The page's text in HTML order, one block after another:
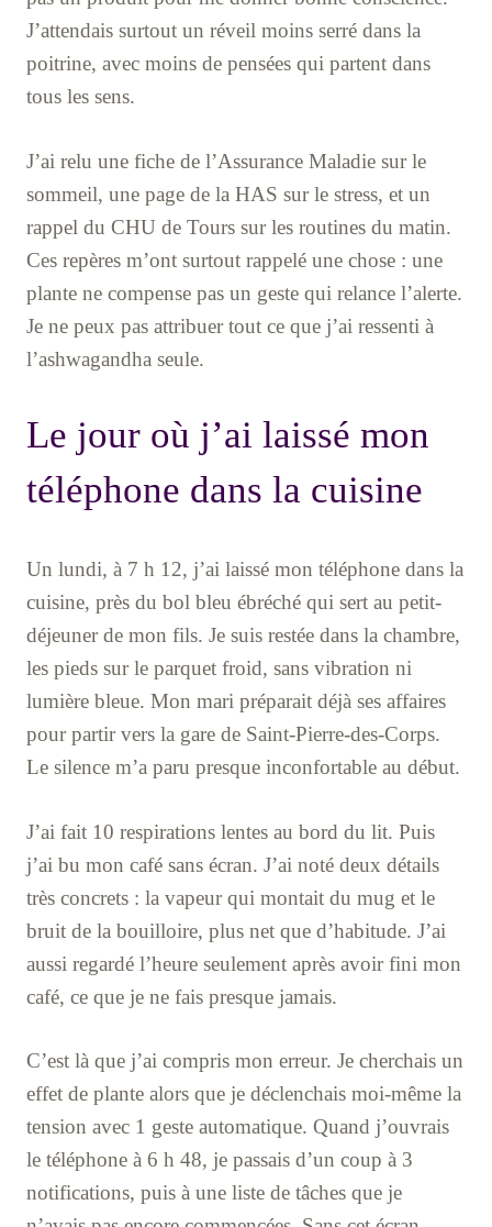
J’attendais surtout un réveil moins serré dans la
poitrine, avec moins de pensées qui partent dans
tous les sens.
J’ai relu une fiche de l’Assurance Maladie sur le
sommeil, une page de la HAS sur le stress, et un
rappel du CHU de Tours sur les routines du matin.
Ces repères m’ont surtout rappelé une chose : une
plante ne compense pas un geste qui relance l’alerte.
Je ne peux pas attribuer tout ce que j’ai ressenti à
l’ashwagandha seule.
Le jour où j’ai laissé mon
téléphone dans la cuisine
Un lundi, à 7 h 12, j’ai laissé mon téléphone dans la
cuisine, près du bol bleu ébréché qui sert au petit-
déjeuner de mon fils. Je suis restée dans la chambre,
les pieds sur le parquet froid, sans vibration ni
lumière bleue. Mon mari préparait déjà ses affaires
pour partir vers la gare de Saint-Pierre-des-Corps.
Le silence m’a paru presque inconfortable au début.
J’ai fait 10 respirations lentes au bord du lit. Puis
j’ai bu mon café sans écran. J’ai noté deux détails
très concrets : la vapeur qui montait du mug et le
bruit de la bouilloire, plus net que d’habitude. J’ai
aussi regardé l’heure seulement après avoir fini mon
café, ce que je ne fais presque jamais.
C’est là que j’ai compris mon erreur. Je cherchais un
effet de plante alors que je déclenchais moi-même la
tension avec 1 geste automatique. Quand j’ouvrais
le téléphone à 6 h 48, je passais d’un coup à 3
notifications, puis à une liste de tâches que je